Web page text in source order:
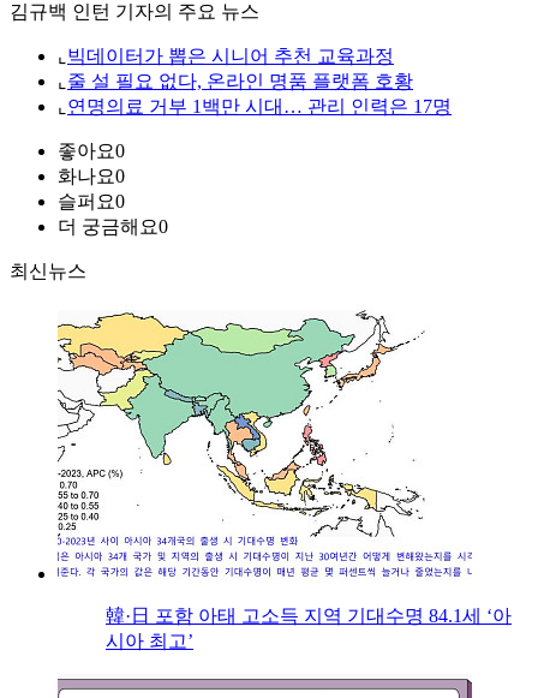
김규백 인턴 기자의 주요 뉴스
⌞ 빅데이터가 뽑은 시니어 추천 교육과정
⌞ 줄 설 필요 없다, 온라인 명품 플랫폼 호황
⌞ 연명의료 거부 1백만 시대… 관리 인력은 17명
좋아요0
화나요0
슬퍼요0
더 궁금해요0
최신뉴스
韓·日 포함 아태 고소득 지역 기대수명 84.1세 ‘아
시아 최고’